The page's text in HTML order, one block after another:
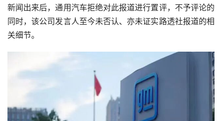
新闻出来后，通用汽车拒绝对此报道进行置评，不予评论的
同时，该公司发言人至今未否认、亦未证实路透社报道的相
关细节。